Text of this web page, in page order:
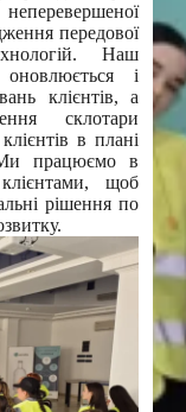
передової
Наш
і
клієнтів, а
склотари
в плані
Ми працюємо в
щоб
рішення по